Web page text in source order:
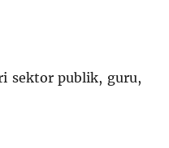
sektor publik, guru,